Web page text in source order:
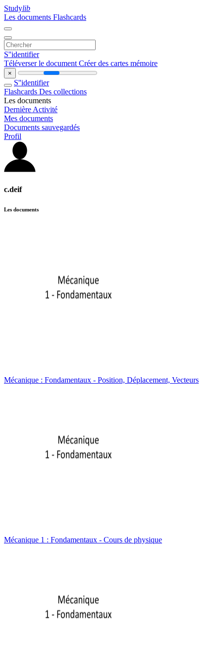
Studylib
Les documents Flashcards
S''identifier
Téléverser le document Créer des cartes mémoire
×
S''identifier
Flashcards Des collections
Les documents
Dernière Activité
Mes documents
Documents sauvegardés
Profil
c.deif
Les documents
Mécanique : Fondamentaux - Position, Déplacement, Vecteurs
Mécanique 1 : Fondamentaux - Cours de physique